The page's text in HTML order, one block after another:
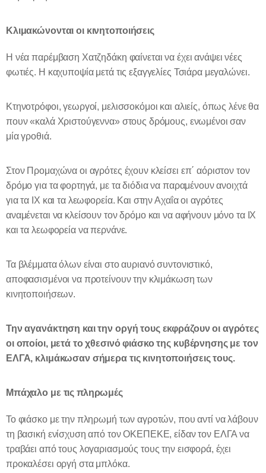
Κλιμακώνονται οι κινητοποιήσεις
Η νέα παρέμβαση Χατζηδάκη φαίνεται να έχει ανάψει νέες
φωτιές. Η καχυποψία μετά τις εξαγγελίες Τσιάρα μεγαλώνει.
Κτηνοτρόφοι, γεωργοί, μελισσοκόμοι και αλιείς, όπως λένε θα
πουν «καλά Χριστούγεννα» στους δρόμους, ενωμένοι σαν
μία γροθιά.
Στον Προμαχώνα οι αγρότες έχουν κλείσει επ΄ αόριστον τον
δρόμο για τα φορτηγά, με τα διόδια να παραμένουν ανοιχτά
για τα ΙΧ και τα λεωφορεία. Και στην Αχαΐα οι αγρότες
αναμένεται να κλείσουν τον δρόμο και να αφήνουν μόνο τα ΙΧ
και τα λεωφορεία να περνάνε.
Τα βλέμματα όλων είναι στο αυριανό συντονιστικό,
αποφασισμένοι να προτείνουν την κλιμάκωση των
κινητοποιήσεων.
Την αγανάκτηση και την οργή τους εκφράζουν οι αγρότες
οι οποίοι, μετά το χθεσινό φιάσκο της κυβέρνησης με τον
ΕΛΓΑ, κλιμάκωσαν σήμερα τις κινητοποιήσεις τους.
Μπάχαλο με τις πληρωμές
Το φιάσκο με την πληρωμή των αγροτών, που αντί να λάβουν
τη βασική ενίσχυση από τον ΟΚΕΠΕΚΕ, είδαν τον ΕΛΓΑ να
τραβάει από τους λογαριασμούς τους την εισφορά, έχει
προκαλέσει οργή στα μπλόκα.